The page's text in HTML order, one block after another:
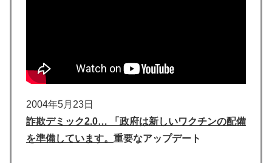
2004年5月23日
詐欺デミック2.0… 「政府は新しいワクチンの配備
を準備しています。 重要なアップデート